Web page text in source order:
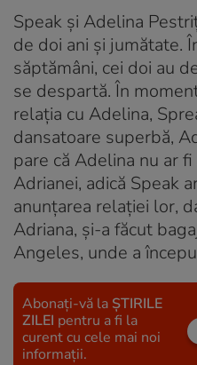
Speak și Adelina
de doi ani și jumătate.
săptămâni, cei doi au
se despartă. În
relația cu Adelina,
dansatoare superbă,
pare că Adelina nu ar
Adrianei, adică Speak
anunţarea relaţiei lor,
Adriana, şi-a făcut
Angeles, unde a
Abonați-vă la ȘTIRILE
ZILEI pentru a fi la
curent cu cele mai noi
informații.